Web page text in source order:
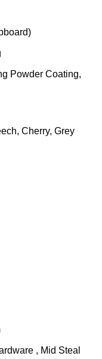
Powder Coating,
Cherry, Grey
, Mid Steal